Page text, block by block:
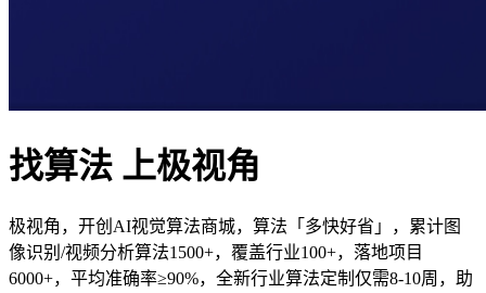
找算法 上极视角
极视角，开创AI视觉算法商城，算法「多快好省」，累计图
像识别/视频分析算法1500+，覆盖行业100+，落地项目
6000+，平均准确率≥90%，全新行业算法定制仅需8-10周，助